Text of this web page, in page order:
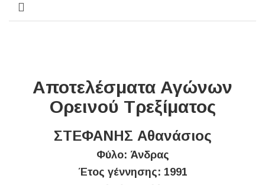
Αποτελέσματα Αγώνων
Ορεινού Τρεξίματος
ΣΤΕΦΑΝΗΣ Αθανάσιος
Φύλο: Άνδρας
Έτος γέννησης: 1991